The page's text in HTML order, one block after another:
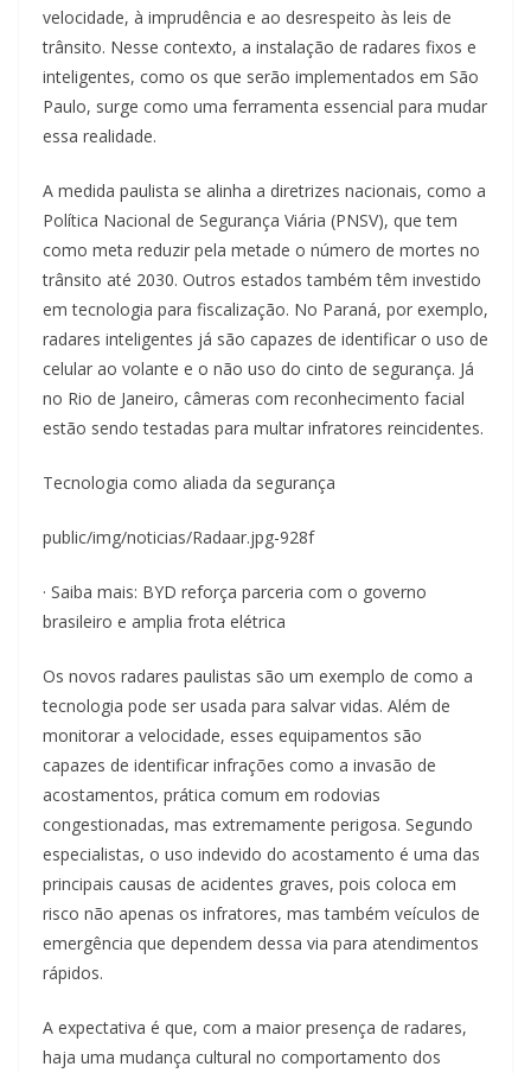
velocidade, à imprudência e ao desrespeito às leis de
trânsito. Nesse contexto, a instalação de radares fixos e
inteligentes, como os que serão implementados em São
Paulo, surge como uma ferramenta essencial para mudar
essa realidade.
A medida paulista se alinha a diretrizes nacionais, como a
Política Nacional de Segurança Viária (PNSV), que tem
como meta reduzir pela metade o número de mortes no
trânsito até 2030. Outros estados também têm investido
em tecnologia para fiscalização. No Paraná, por exemplo,
radares inteligentes já são capazes de identificar o uso de
celular ao volante e o não uso do cinto de segurança. Já
no Rio de Janeiro, câmeras com reconhecimento facial
estão sendo testadas para multar infratores reincidentes.
Tecnologia como aliada da segurança
public/img/noticias/Radaar.jpg-928f
· Saiba mais: BYD reforça parceria com o governo
brasileiro e amplia frota elétrica
Os novos radares paulistas são um exemplo de como a
tecnologia pode ser usada para salvar vidas. Além de
monitorar a velocidade, esses equipamentos são
capazes de identificar infrações como a invasão de
acostamentos, prática comum em rodovias
congestionadas, mas extremamente perigosa. Segundo
especialistas, o uso indevido do acostamento é uma das
principais causas de acidentes graves, pois coloca em
risco não apenas os infratores, mas também veículos de
emergência que dependem dessa via para atendimentos
rápidos.
A expectativa é que, com a maior presença de radares,
haja uma mudança cultural no comportamento dos